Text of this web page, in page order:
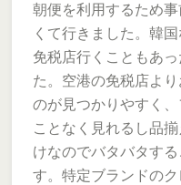
朝便を利用するため
くて行きました。韓
免税店行くこともあ
た。空港の免税店よ
のが見つかりやすく
ことなく見れるし品
けなのでバタバタす
す。特定ブランドの